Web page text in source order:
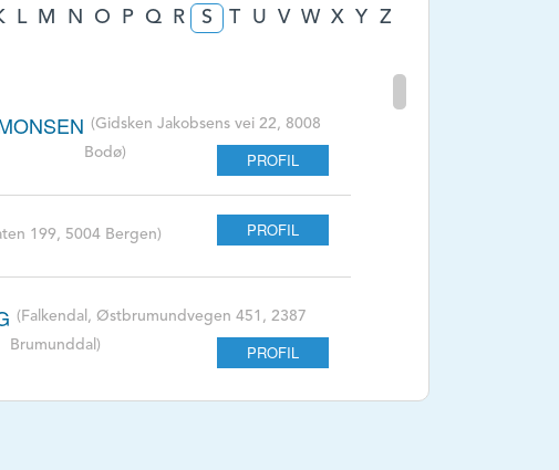
L M N O P Q R S T U V W X Y
Z
(Gidsken Jakobsens vei 22, 8008
Bodø) PROFIL
199, 5004 Bergen) PROFIL
(Falkendal, Østbrumundvegen 451, 2387
Brumunddal) PROFIL